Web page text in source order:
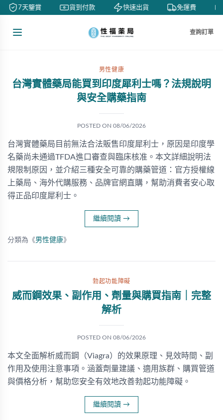
7天鑒賞 貨到付款 快速出貨 免運費
查詢訂單
男性健康
台灣實體藥局能買到印度犀利士嗎？法規說明
與安全購藥指南
POSTED ON 08/06/2026
台灣實體藥局目前無法合法販售印度犀利士，原因是印度學
名藥尚未通過TFDA進口審查與臨床核准。本文詳細說明法
規限制原因，並介紹三種安全可靠的購藥管道：官方授權線
上藥局、海外代購服務、品牌官網直購，幫助消費者安心取
得正品印度犀利士。
繼續閱讀 →
分類為《男性健康》
勃起功能障礙
威而鋼效果、副作用、劑量與購買指南｜完整
解析
POSTED ON 08/06/2026
本文全面解析威而鋼（Viagra）的效果原理、見效時間、副
作用及使用注意事項。涵蓋劑量建議、適用族群、購買管道
與價格分析，幫助您安全有效地改善勃起功能障礙。
繼續閱讀 →